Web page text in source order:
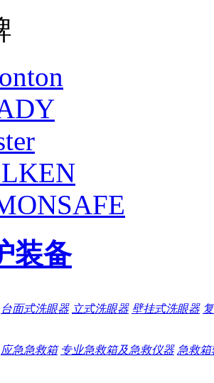
装备
台面式洗眼器 立式洗眼器 壁挂式洗眼器
应急急救箱 专业急救箱及急救仪器 急救箱